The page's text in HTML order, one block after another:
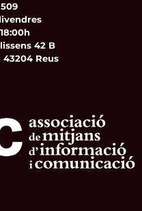
42 B
43204 Reus